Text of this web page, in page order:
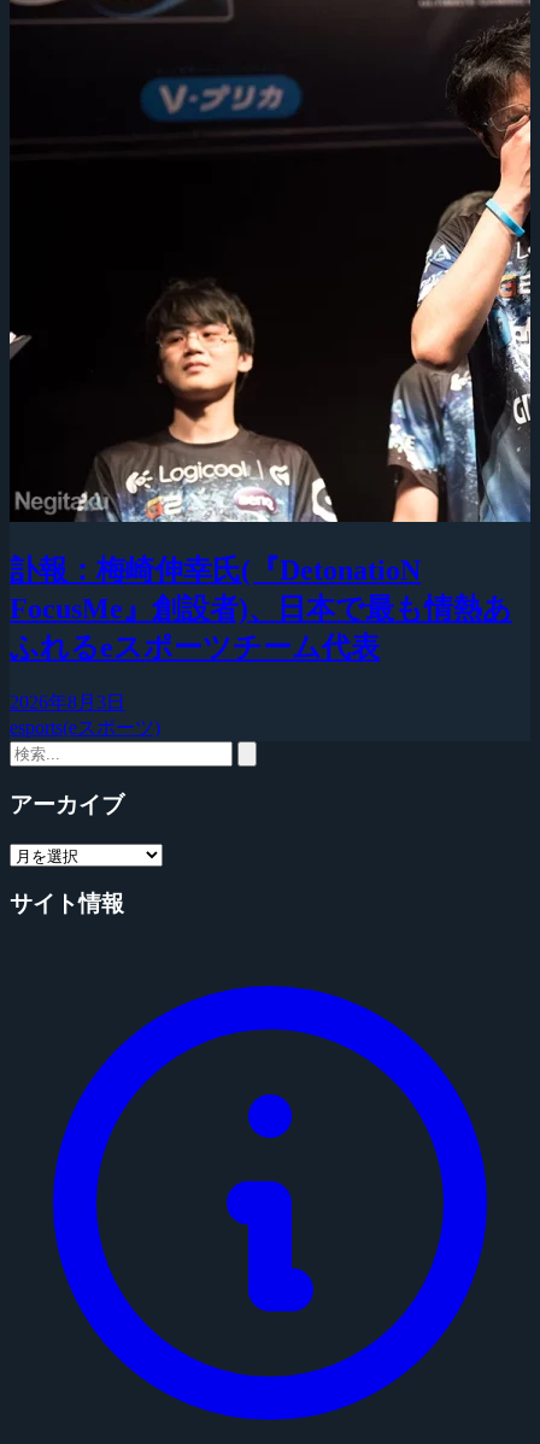
訃報：梅崎伸幸氏(『DetonatioN
FocusMe』創設者)、日本で最も情熱あ
ふれるeスポーツチーム代表
2026年8月3日
esports(eスポーツ)
アーカイブ
サイト情報